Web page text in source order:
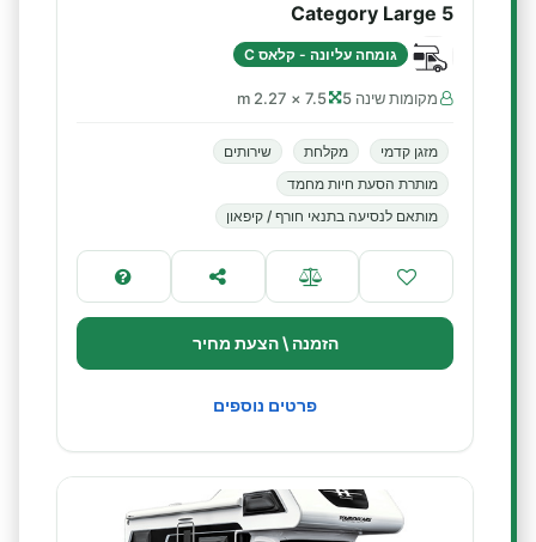
Category Large 5
גומחה עליונה - קלאס C
מקומות שינה 5 7.5 × 2.27 m
מזגן קדמי מקלחת
שירותים
מותרת הסעת חיות מחמד
מותאם לנסיעה בתנאי חורף / קיפאון
הזמנה \ הצעת מחיר
פרטים נוספים